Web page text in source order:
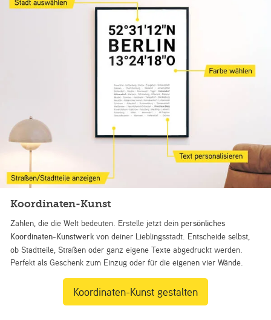
Koordinaten-Kunst
Zahlen, die die Welt bedeuten. Erstelle jetzt dein persönliches
Koordinaten-Kunstwerk von deiner Lieblingsstadt. Entscheide selbst,
ob Stadtteile, Straßen oder ganz eigene Texte abgedruckt werden.
Perfekt als Geschenk zum Einzug oder für die eigenen vier Wände.
Koordinaten-Kunst gestalten